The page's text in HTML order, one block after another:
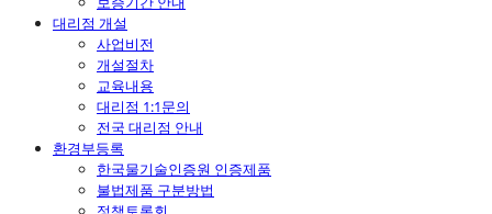
대리점 개설
사업비전
개설절차
교육내용
대리점 1:1문의
전국 대리점 안내
환경부등록
한국물기술인증원 인증제품
불법제품 구분방법